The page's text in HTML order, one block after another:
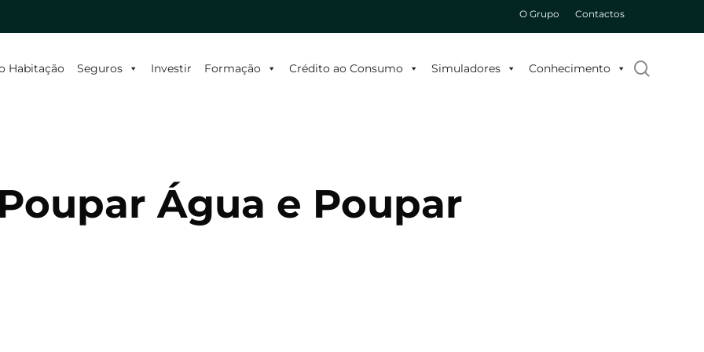
O Grupo Contactos
Habitação Seguros Investir Formação Crédito ao Consumo Simuladores Conhecimento
Água e Poupar